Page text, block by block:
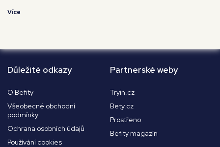
Více
Důležité odkazy
O Befity
Všeobecné obchodní
podmínky
Ochrana osobních údajů
Používání cookies
Partnerské weby
Tryin.cz
Bety.cz
Prostřeno
Befity magazín